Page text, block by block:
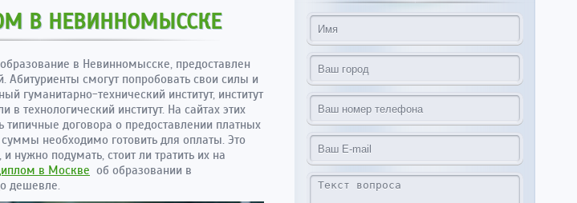
В НЕВИННОМЫССКЕ
в Невинномысске, предоставлен
смогут попробовать свои силы и
гуманитарно-технический институт, институт
технологический институт. На сайтах этих
типичные договора о предоставлении платных
необходимо готовить для оплаты. Это
нужно подумать, стоит ли тратить их на
в Москве об образовании в
дешевле.